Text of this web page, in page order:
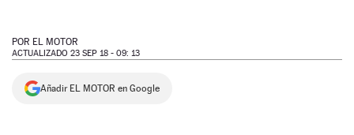
SERVICIOS
NEWSLETTER
POR EL MOTOR
ACTUALIZADO 23 SEP 18 - 09: 13
Añadir EL MOTOR en Google